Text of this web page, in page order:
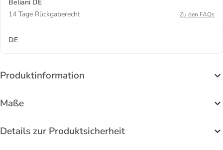
Beliani DE
14 Tage Rückgaberecht
Zu den FAQs
DE
Produktinformation
Maße
Details zur Produktsicherheit